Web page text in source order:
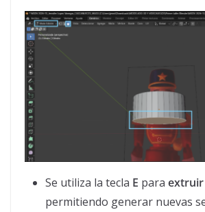
Se utiliza la tecla E para extruir
permitiendo generar nuevas